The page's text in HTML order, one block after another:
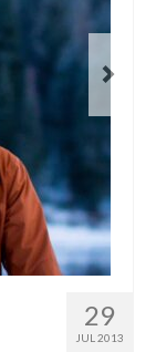
29
JUL 2013